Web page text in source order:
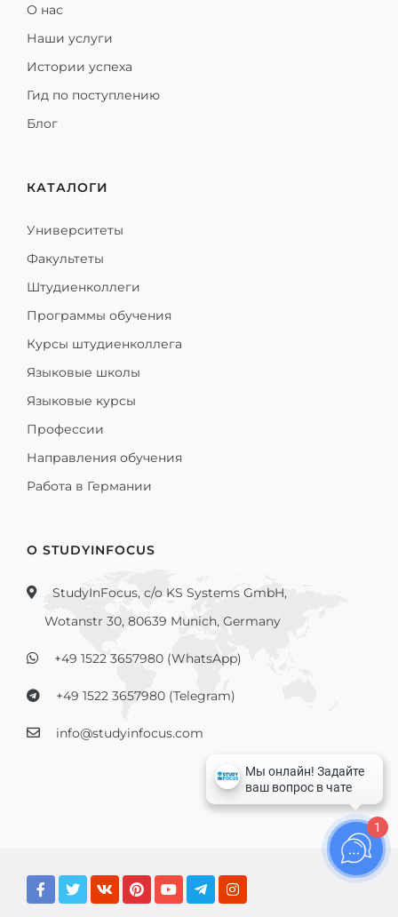
О нас
Наши услуги
Истории успеха
Гид по поступлению
Блог
КАТАЛОГИ
Университеты
Факультеты
Штудиенколлеги
Программы обучения
Курсы штудиенколлега
Языковые школы
Языковые курсы
Профессии
Направления обучения
Работа в Германии
О STUDYINFOCUS
StudyInFocus, c/o KS Systems GmbH,
Wotanstr 30, 80639 Munich, Germany
+49 1522 3657980 (WhatsApp)
+49 1522 3657980 (Telegram)
info@studyinfocus.com
1